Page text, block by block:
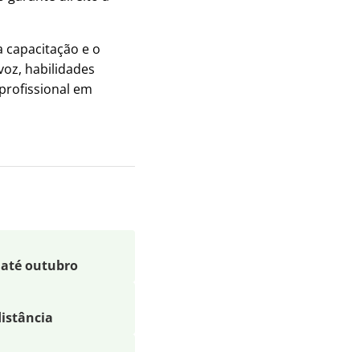
e o
habilidades
em
até outubro